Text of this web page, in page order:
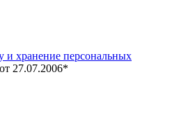
и хранение персональных
27.07.2006*